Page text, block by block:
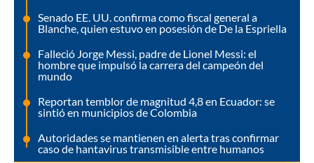
Senado EE. UU. confirma como fiscal general a
Blanche, quien estuvo en posesión de De la Espriella
Falleció Jorge Messi, padre de Lionel Messi: el
hombre que impulsó la carrera del campeón del
mundo
Reportan temblor de magnitud 4,8 en Ecuador: se
sintió en municipios de Colombia
Autoridades se mantienen en alerta tras confirmar
caso de hantavirus transmisible entre humanos